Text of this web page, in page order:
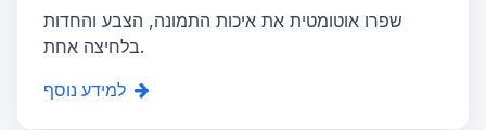
שפרו אוטומטית את איכות התמונה, הצבע והחדות
בלחיצה אחת.
למידע נוסף